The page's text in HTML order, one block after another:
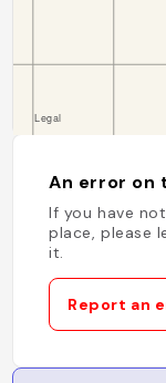
An error on
If you have
place, please
it.
Report an